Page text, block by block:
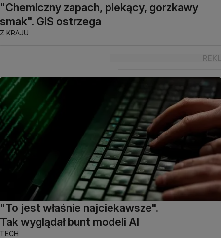
"Chemiczny zapach, piekący, gorzkawy
smak". GIS ostrzega
Z KRAJU
"To jest właśnie najciekawsze".
Tak wyglądał bunt modeli AI
TECH